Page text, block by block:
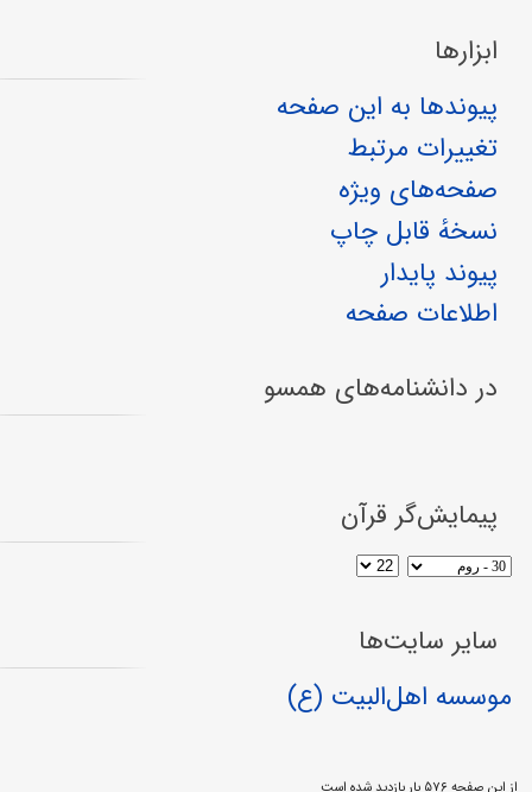
ابزارها
پیوندها به این صفحه
تغییرات مرتبط
صفحه‌های ویژه
نسخهٔ قابل چاپ
پیوند پایدار
اطلاعات صفحه
در دانشنامه‌های همسو
پیمایش‌گر قرآن
سایر سایت‌ها
موسسه اهل‌البیت (ع)
از این صفحه ۵۷۶ بار بازدید شده است